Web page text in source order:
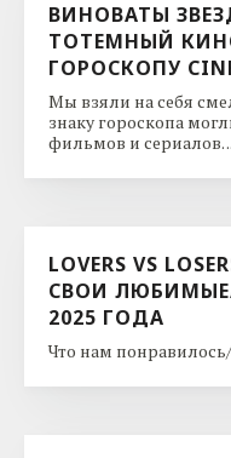
ВИНОВАТЫ
ТОТЕМНЫЙ
ГОРОСКОПУ
Мы взяли на себя
знаку гороскопа
фильмов и сериалов.
LOVERS VS
СВОИ
2025 ГОДА
Что нам